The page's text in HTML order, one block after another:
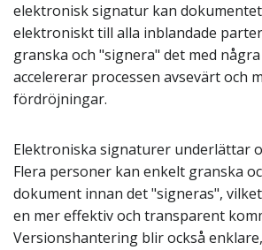
elektronisk signatur kan
elektroniskt till alla inblandade
granska och "signera" det med
accelererar processen avsevärt och
fördröjningar.
Elektroniska signaturer underlättar
Flera personer kan enkelt granska
dokument innan det "signeras",
en mer effektiv och transparent
Versionshantering blir också